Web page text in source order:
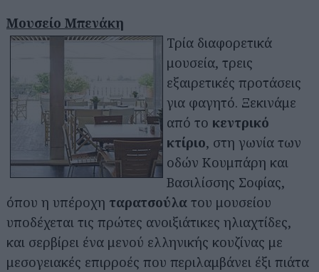
Μουσείο Μπενάκη
Τρία διαφορετικά
μουσεία, τρεις
εξαιρετικές προτάσεις
για φαγητό. Ξεκινάμε
από το κεντρικό
κτίριο, στη γωνία των
οδών Κουμπάρη και
Βασιλίσσης Σοφίας,
όπου η υπέροχη ταρατσούλα του μουσείου
υποδέχεται τις πρώτες ανοιξιάτικες ηλιαχτίδες,
και σερβίρει ένα μενού ελληνικής κουζίνας με
μεσογειακές επιρροές που περιλαμβάνει έξι πιάτα